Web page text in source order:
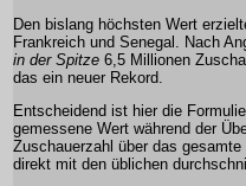
Den bislang höchsten Wert
Frankreich und Senegal. Nach
in der Spitze 6,5 Millionen
das ein neuer Rekord.
Entscheidend ist hier die
gemessene Wert während der
Zuschauerzahl über das
direkt mit den üblichen